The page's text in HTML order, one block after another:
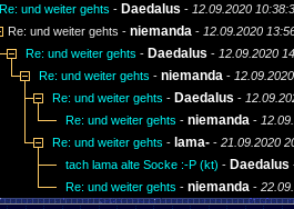
Re: und weiter gehts - Daedalus - 12.09.2020
Re: und weiter gehts - niemanda - 12.09.2020
Re: und weiter gehts - Daedalus - 12.09.2020
Re: und weiter gehts - niemanda -
Re: und weiter gehts - Daedalus -
Re: und weiter gehts - niemanda -
Re: und weiter gehts - lama-- 21.09.2020
tach lama alte Socke :-P (kt) - Daedalus
Re: und weiter gehts - niemanda -